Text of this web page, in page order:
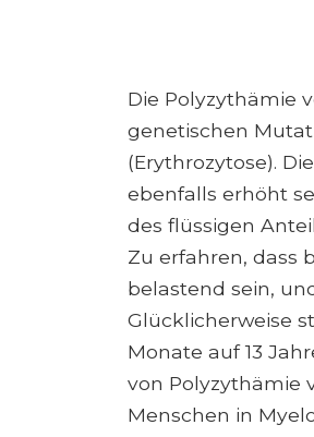
Die Polyzythämie
genetischen
(Erythrozytose).
ebenfalls erhöht
des flüssigen
Zu erfahren, dass
belastend sein,
Glücklicherweise
Monate auf 13
von Polyzythämie
Menschen in